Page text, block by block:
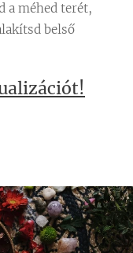
a méhed terét,
belső